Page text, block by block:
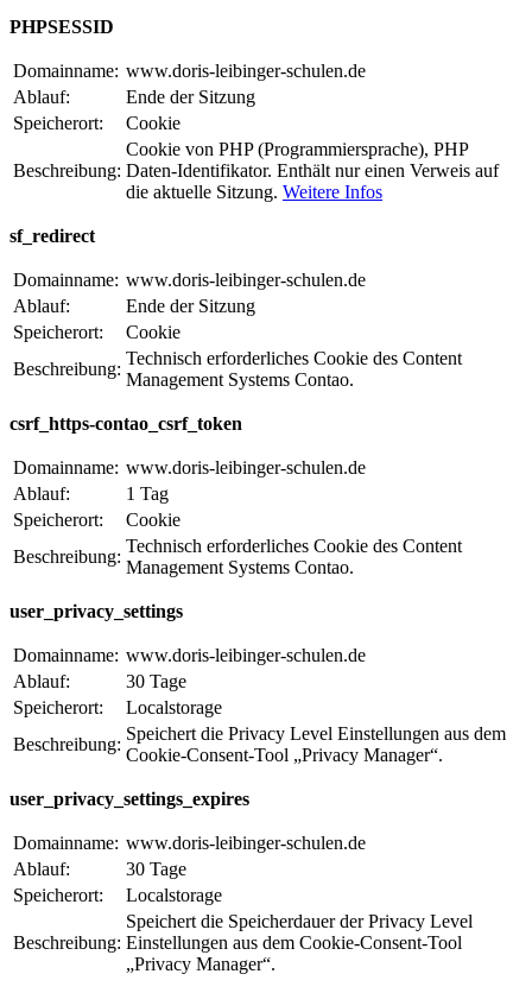
PHPSESSID
Domainname: www.doris-leibinger-schulen.de
Ablauf:
Ende der Sitzung
Speicherort:
Cookie
Beschreibung:
Cookie von PHP (Programmiersprache), PHP
Daten-Identifikator. Enthält nur einen Verweis auf
die aktuelle Sitzung. Weitere Infos
sf_redirect
Domainname: www.doris-leibinger-schulen.de
Ablauf:
Ende der Sitzung
Speicherort:
Cookie
Beschreibung:
Technisch erforderliches Cookie des Content
Management Systems Contao.
csrf_https-contao_csrf_token
Domainname: www.doris-leibinger-schulen.de
Ablauf:
1 Tag
Speicherort:
Cookie
Beschreibung:
Technisch erforderliches Cookie des Content
Management Systems Contao.
user_privacy_settings
Domainname: www.doris-leibinger-schulen.de
Ablauf:
30 Tage
Speicherort:
Localstorage
Beschreibung:
Speichert die Privacy Level Einstellungen aus dem
Cookie-Consent-Tool „Privacy Manager“.
user_privacy_settings_expires
Domainname: www.doris-leibinger-schulen.de
Ablauf:
30 Tage
Speicherort:
Localstorage
Beschreibung:
Speichert die Speicherdauer der Privacy Level
Einstellungen aus dem Cookie-Consent-Tool
„Privacy Manager“.